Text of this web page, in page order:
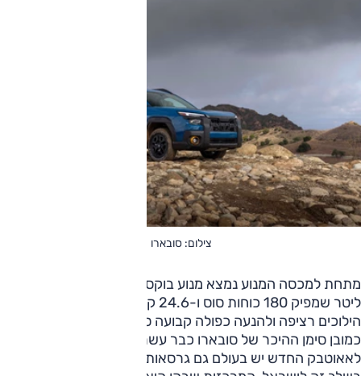
צילום: סובארו
ליטר שמפיק 180 כוחות סוס ו-24.6 קג"מ. המנוע משודך לתיבת
הילוכים רציפה ולהנעה כפולה קבועה סימטרית מסורתית, גם היא
כמובן סימן ההיכר של סובארו כבר עשרות שנים.
לאאוטבק החדש יש בעולם גם גרסאות חזקות יותר שלא יגיעו